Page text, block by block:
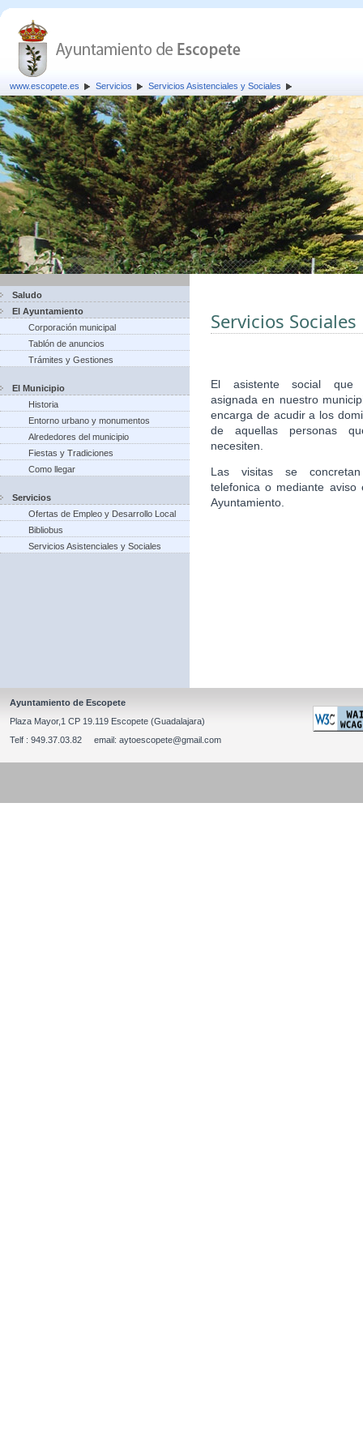
www.escopete.es Servicios Servicios Asistenciales y Sociales
Saludo
El Ayuntamiento
Corporación municipal
Tablón de anuncios
Trámites y Gestiones
El Municipio
Historia
Entorno urbano y monumentos
Alrededores del municipio
Fiestas y Tradiciones
Como llegar
Servicios
Ofertas de Empleo y Desarrollo Local
Bibliobus
Servicios Asistenciales y Sociales
Servicios Sociales
El asistente social que
asignada en nuestro
encarga de acudir a los
de aquellas personas
necesiten.
Las visitas se
telefonica o mediante aviso
Ayuntamiento.
Ayuntamiento de Escopete
Plaza Mayor,1 CP 19.119 Escopete (Guadalajara)
Telf : 949.37.03.82 email: aytoescopete@gmail.com